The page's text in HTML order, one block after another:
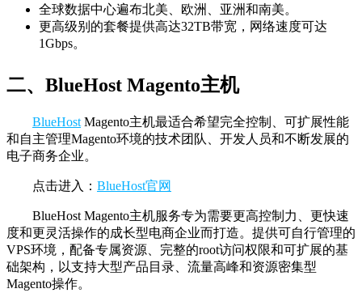
全球数据中心遍布北美、欧洲、亚洲和南美。
更高级别的套餐提供高达32TB带宽，网络速度可达
1Gbps。
二、BlueHost Magento主机
BlueHost Magento主机最适合希望完全控制、可扩展性能
和自主管理Magento环境的技术团队、开发人员和不断发展的
电子商务企业。
点击进入： BlueHost官网
BlueHost Magento主机服务专为需要更高控制力、更快速
度和更灵活操作的成长型电商企业而打造。提供可自行管理的
VPS环境，配备专属资源、完整的root访问权限和可扩展的基
础架构，以支持大型产品目录、流量高峰和资源密集型
Magento操作。